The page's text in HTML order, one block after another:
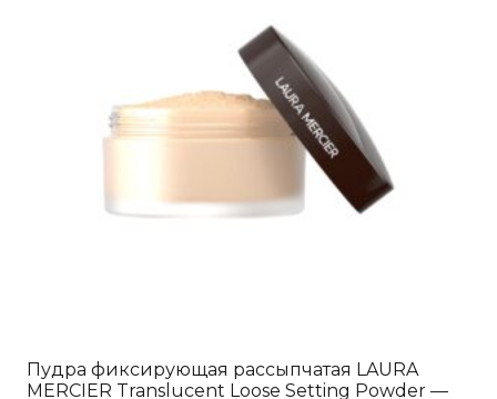
Пудра фиксирующая рассыпчатая LAURA
MERCIER Translucent Loose Setting Powder —